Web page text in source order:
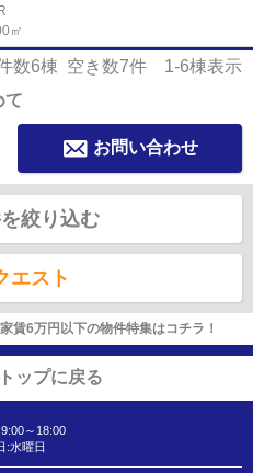
㎡
数6棟 空き数7件 1-6棟表示
て
お問い合わせ
絞り込む
エスト
家賃6万円以下の物件特集はコチラ！
ップに戻る
～18:00
:水曜日